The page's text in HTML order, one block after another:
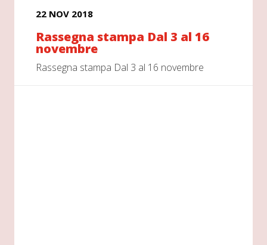
22 NOV 2018
Rassegna stampa Dal 3 al 16
novembre
Rassegna stampa Dal 3 al 16 novembre